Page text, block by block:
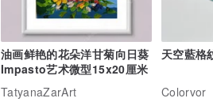
油画鲜艳的花朵洋甘菊向日葵
Impasto艺术微型15x20厘米
TatyanaZarArt
天空藍格
Colorvor